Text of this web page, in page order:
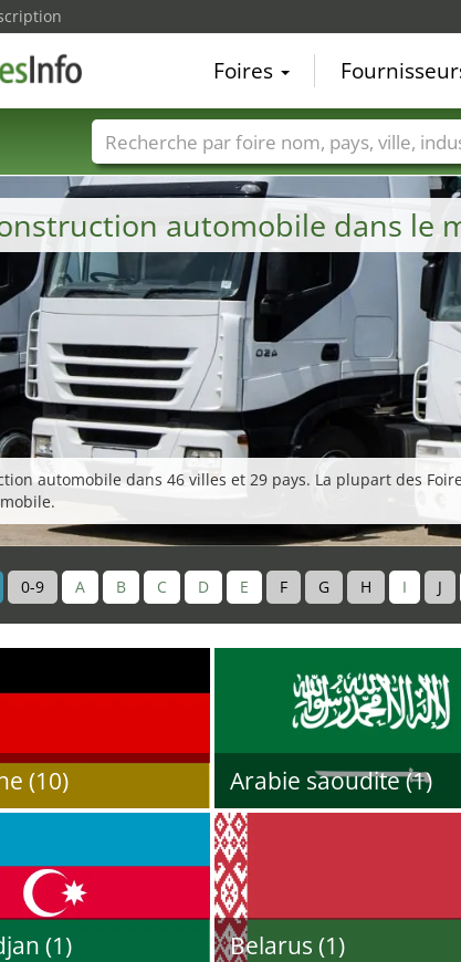
automobile dans le
automobile dans 46 villes et 29 pays. La plupart des
0-9 A B C D E F G H I J
(10) Arabie saoudite (1)
(1) Belarus (1)
Foires
Foire noms Pays Villes Secteurs